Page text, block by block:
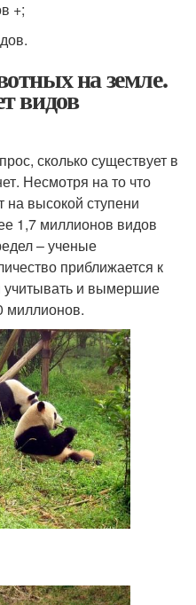
+;
на земле.
видов
сколько существует в
Несмотря на то что
на высокой ступени
1,7 миллионов видов
– ученые
приближается к
и вымершие
миллионов.